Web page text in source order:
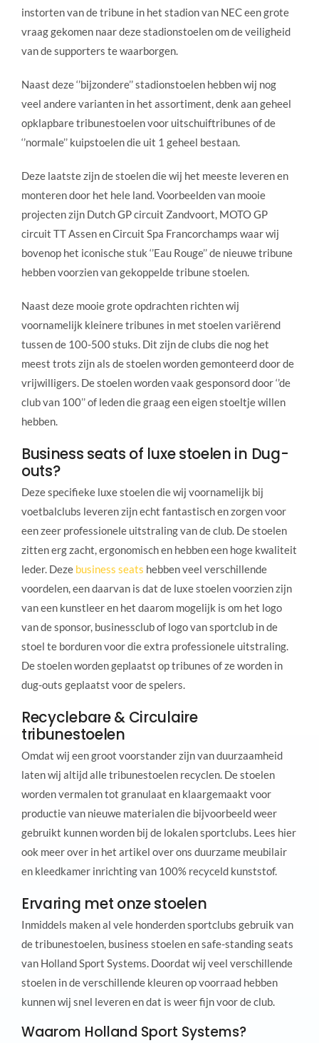
instorten van de tribune in het stadion van NEC een grote
vraag gekomen naar deze stadionstoelen om de veiligheid
van de supporters te waarborgen.
Naast deze ‘’bijzondere’’ stadionstoelen hebben wij nog
veel andere varianten in het assortiment, denk aan geheel
opklapbare tribunestoelen voor uitschuiftribunes of de
‘’normale’’ kuipstoelen die uit 1 geheel bestaan.
Deze laatste zijn de stoelen die wij het meeste leveren en
monteren door het hele land. Voorbeelden van mooie
projecten zijn Dutch GP circuit Zandvoort, MOTO GP
circuit TT Assen en Circuit Spa Francorchamps waar wij
bovenop het iconische stuk ‘’Eau Rouge’’ de nieuwe tribune
hebben voorzien van gekoppelde tribune stoelen.
Naast deze mooie grote opdrachten richten wij
voornamelijk kleinere tribunes in met stoelen variërend
tussen de 100-500 stuks. Dit zijn de clubs die nog het
meest trots zijn als de stoelen worden gemonteerd door de
vrijwilligers. De stoelen worden vaak gesponsord door ‘’de
club van 100’’ of leden die graag een eigen stoeltje willen
hebben.
Business seats of luxe stoelen in Dug-
outs?
Deze specifieke luxe stoelen die wij voornamelijk bij
voetbalclubs leveren zijn echt fantastisch en zorgen voor
een zeer professionele uitstraling van de club. De stoelen
zitten erg zacht, ergonomisch en hebben een hoge kwaliteit
leder. Deze business seats hebben veel verschillende
voordelen, een daarvan is dat de luxe stoelen voorzien zijn
van een kunstleer en het daarom mogelijk is om het logo
van de sponsor, businessclub of logo van sportclub in de
stoel te borduren voor die extra professionele uitstraling.
De stoelen worden geplaatst op tribunes of ze worden in
dug-outs geplaatst voor de spelers.
Recyclebare & Circulaire
tribunestoelen
Omdat wij een groot voorstander zijn van duurzaamheid
laten wij altijd alle tribunestoelen recyclen. De stoelen
worden vermalen tot granulaat en klaargemaakt voor
productie van nieuwe materialen die bijvoorbeeld weer
gebruikt kunnen worden bij de lokalen sportclubs. Lees hier
ook meer over in het artikel over ons duurzame meubilair
en kleedkamer inrichting van 100% recyceld kunststof.
Ervaring met onze stoelen
Inmiddels maken al vele honderden sportclubs gebruik van
de tribunestoelen, business stoelen en safe-standing seats
van Holland Sport Systems. Doordat wij veel verschillende
stoelen in de verschillende kleuren op voorraad hebben
kunnen wij snel leveren en dat is weer fijn voor de club.
Waarom Holland Sport Systems?